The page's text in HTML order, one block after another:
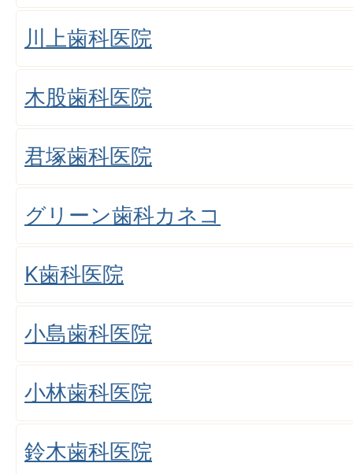
川上歯科医院
木股歯科医院
君塚歯科医院
グリーン歯科カネコ
K歯科医院
小島歯科医院
小林歯科医院
鈴木歯科医院